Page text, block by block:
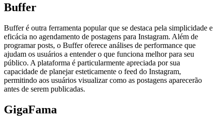
Buffer
Buffer é outra ferramenta popular que se destaca pela simplicidade e
eficácia no agendamento de postagens para Instagram. Além de
programar posts, o Buffer oferece análises de performance que
ajudam os usuários a entender o que funciona melhor para seu
público. A plataforma é particularmente apreciada por sua
capacidade de planejar esteticamente o feed do Instagram,
permitindo aos usuários visualizar como as postagens aparecerão
antes de serem publicadas.
GigaFama